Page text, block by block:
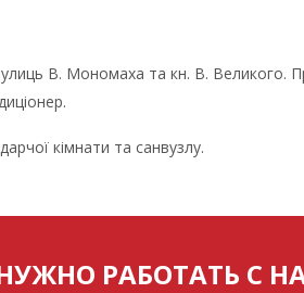
В. Мономаха та кн. В. Великого.
кімнати та санвузлу.
РАБОТАТЬ С